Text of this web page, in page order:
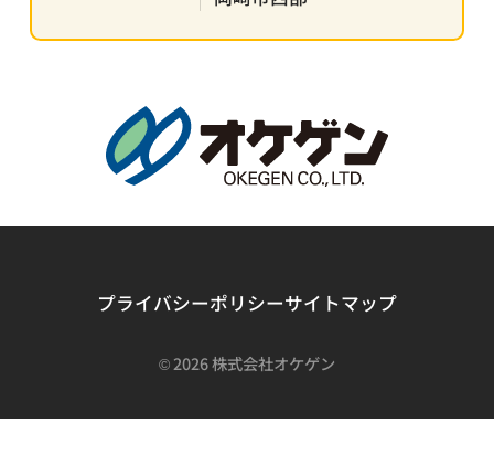
プライバシーポリシーサイトマップ
©2026 株式会社オケゲン